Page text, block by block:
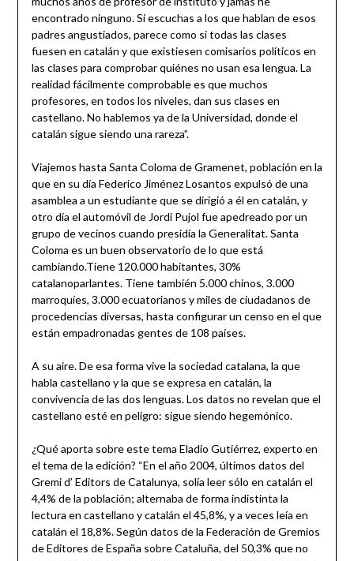
encontrado ninguno. Si escuchas a los que hablan de esos
padres angustiados, parece como si todas las clases
fuesen en catalán y que existiesen comisarios políticos en
las clases para comprobar quiénes no usan esa lengua. La
realidad fácilmente comprobable es que muchos
profesores, en todos los niveles, dan sus clases en
castellano. No hablemos ya de la Universidad, donde el
catalán sigue siendo una rareza”.
Viajemos hasta Santa Coloma de Gramenet, población en la
que en su día Federico Jiménez Losantos expulsó de una
asamblea a un estudiante que se dirigió a él en catalán, y
otro día el automóvil de Jordi Pujol fue apedreado por un
grupo de vecinos cuando presidía la Generalitat. Santa
Coloma es un buen observatorio de lo que está
cambiando.Tiene 120.000 habitantes, 30%
catalanoparlantes. Tiene también 5.000 chinos, 3.000
marroquíes, 3.000 ecuatorianos y miles de ciudadanos de
procedencias diversas, hasta configurar un censo en el que
están empadronadas gentes de 108 países.
A su aire. De esa forma vive la sociedad catalana, la que
habla castellano y la que se expresa en catalán, la
convivencia de las dos lenguas. Los datos no revelan que el
castellano esté en peligro: sigue siendo hegemónico.
¿Qué aporta sobre este tema Eladio Gutiérrez, experto en
el tema de la edición? “En el año 2004, últimos datos del
Gremi d’ Editors de Catalunya, solía leer sólo en catalán el
4,4% de la población; alternaba de forma indistinta la
lectura en castellano y catalán el 45,8%, y a veces leía en
catalán el 18,8%. Según datos de la Federación de Gremios
de Editores de España sobre Cataluña, del 50,3% que no